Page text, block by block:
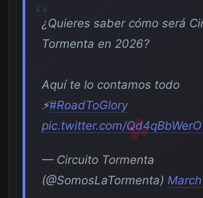
¿Quieres saber cómo será
Tormenta en 2026?
Aquí te lo contamos todo
⚡️#RoadToGlory
pic.twitter.com/Qd4qBbWerO
— Circuito Tormenta
(@SomosLaTormenta)